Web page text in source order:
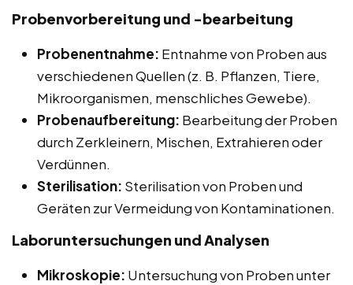
Probenvorbereitung und -bearbeitung
Probenentnahme: Entnahme von Proben aus
verschiedenen Quellen (z. B. Pflanzen, Tiere,
Mikroorganismen, menschliches Gewebe).
Probenaufbereitung: Bearbeitung der Proben
durch Zerkleinern, Mischen, Extrahieren oder
Verdünnen.
Sterilisation: Sterilisation von Proben und
Geräten zur Vermeidung von Kontaminationen.
Laboruntersuchungen und Analysen
Mikroskopie: Untersuchung von Proben unter